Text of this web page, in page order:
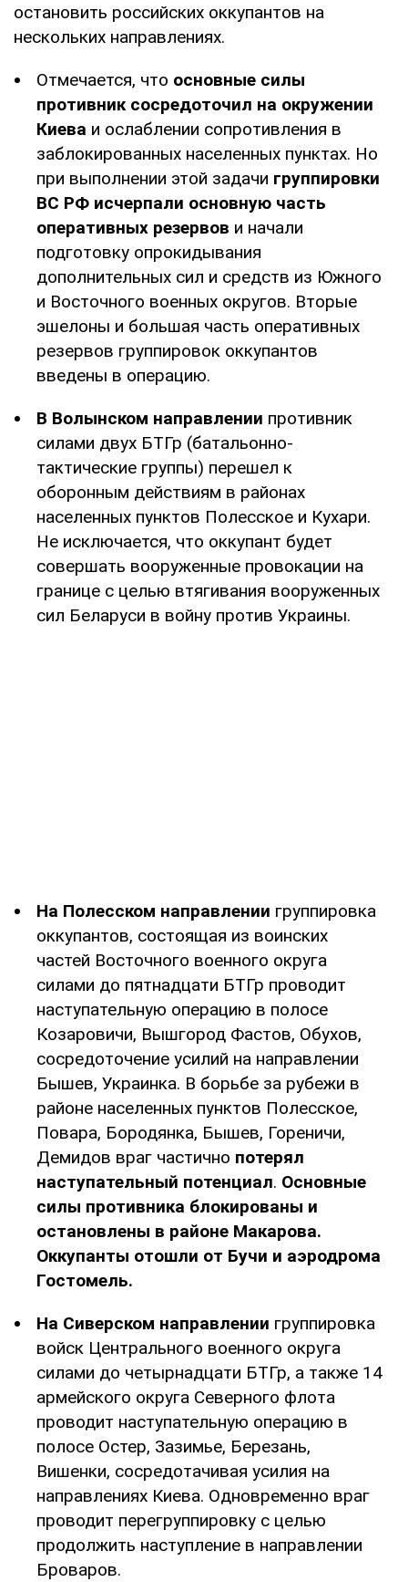
остановить российских оккупантов на
нескольких направлениях.
Отмечается, что основные силы
противник сосредоточил на окружении
Киева и ослаблении сопротивления в
заблокированных населенных пунктах. Но
при выполнении этой задачи группировки
ВС РФ исчерпали основную часть
оперативных резервов и начали
подготовку опрокидывания
дополнительных сил и средств из Южного
и Восточного военных округов. Вторые
эшелоны и большая часть оперативных
резервов группировок оккупантов
введены в операцию.
В Волынском направлении противник
силами двух БТГр (батальонно-
тактические группы) перешел к
оборонным действиям в районах
населенных пунктов Полесское и Кухари.
Не исключается, что оккупант будет
совершать вооруженные провокации на
границе с целью втягивания вооруженных
сил Беларуси в войну против Украины.
На Полесском направлении группировка
оккупантов, состоящая из воинских
частей Восточного военного округа
силами до пятнадцати БТГр проводит
наступательную операцию в полосе
Козаровичи, Вышгород Фастов, Обухов,
сосредоточение усилий на направлении
Бышев, Украинка. В борьбе за рубежи в
районе населенных пунктов Полесское,
Повара, Бородянка, Бышев, Гореничи,
Демидов враг частично потерял
наступательный потенциал. Основные
силы противника блокированы и
остановлены в районе Макарова.
Оккупанты отошли от Бучи и аэродрома
Гостомель.
На Сиверском направлении группировка
войск Центрального военного округа
силами до четырнадцати БТГр, а также 14
армейского округа Северного флота
проводит наступательную операцию в
полосе Остер, Зазимье, Березань,
Вишенки, сосредотачивая усилия на
направлениях Киева. Одновременно враг
проводит перегруппировку с целью
продолжить наступление в направлении
Броваров.